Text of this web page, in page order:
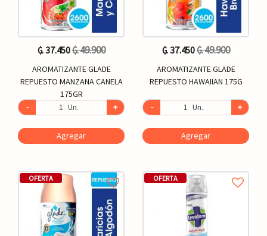
₲. 37.450₲. 49.900
AROMATIZANTE GLADE
REPUESTO MANZANA CANELA
175GR
-
Un. +
Agregar
OFERTA
₲. 37.450₲. 49.900
AROMATIZANTE GLADE
REPUESTO HAWAIIAN 175G
- Un. +
Agregar
OFERTA